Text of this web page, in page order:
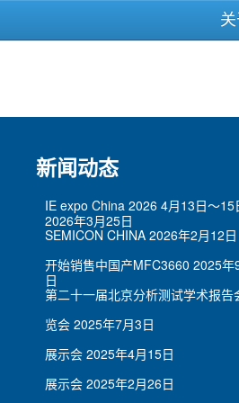
新闻动态
IE expo China 2026 4月13日～15
2026年3月25日
SEMICON CHINA2026年2月12日
开始销售中国产MFC3660 2025年
日
第二十一届北京分析测试学术报告
览会2025年7月3日
展示会2025年4月15日
展示会2025年2月26日